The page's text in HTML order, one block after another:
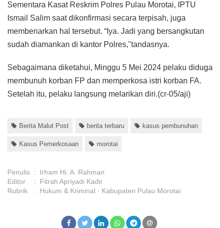
Sementara Kasat Reskrim Polres Pulau Morotai, IPTU
Ismail Salim saat dikonfirmasi secara terpisah, juga
membenarkan hal tersebut. “Iya. Jadi yang bersangkutan
sudah diamankan di kantor Polres,"tandasnya.
Sebagaimana diketahui, Minggu 5 Mei 2024 pelaku diduga
membunuh korban FP dan memperkosa istri korban FA.
Setelah itu, pelaku langsung melarikan diri.(cr-05/aji)
Berita Malut Post berita terbaru kasus pembunuhan
Kasus Pemerkosaan morotai
Penulis :
Irham Hi. A. Rahman
Editor
:
Fitrah Apriyadi Kadir
Rubrik
: Hukum & Kriminal Kabupaten Pulau Morotai